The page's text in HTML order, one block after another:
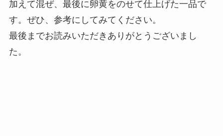
加えて混ぜ、最後に卵黄をのせて仕上げた一品で
す。ぜひ、参考にしてみてください。
最後までお読みいただきありがとうございまし
た。